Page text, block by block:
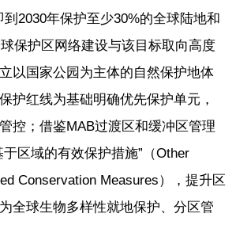
到2030年保护至少30%的全球陆地和
保护区网络建设与该目标取向高度
以国家公园为主体的自然保护地体
护红线为基础明确优先保护单元，
控；借鉴MAB过渡区和缓冲区管理
区域的有效保护措施”（Other
Conservation Measures），提升区
全球生物多样性就地保护、分区管